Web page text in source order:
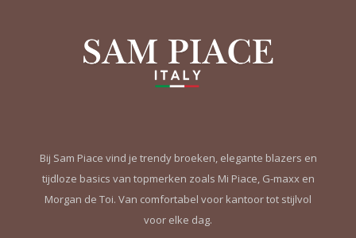
Bij Sam Piace vind je trendy broeken, elegante blazers en
tijdloze basics van topmerken zoals Mi Piace, G-maxx en
Morgan de Toi. Van comfortabel voor kantoor tot stijlvol
voor elke dag.